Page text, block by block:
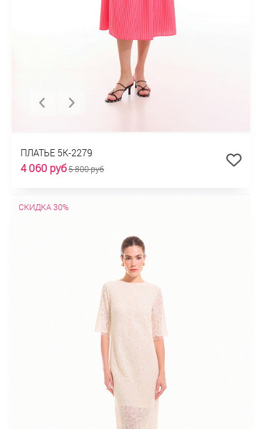
ПЛАТЬЕ 5К-2279
4 060 руб5 800 руб
СКИДКА 30%